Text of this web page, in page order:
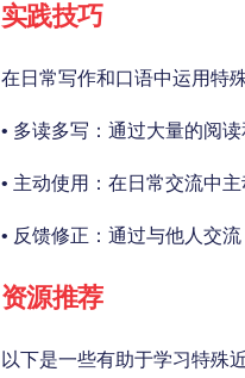
实践技巧
在日常写作和口语中运用特
• 多读多写：通过大量的阅
• 主动使用：在日常交流中
• 反馈修正：通过与他人交
资源推荐
以下是一些有助于学习特殊